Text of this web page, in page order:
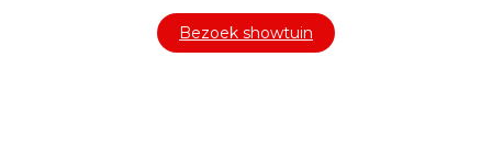
Bezoek showtuin